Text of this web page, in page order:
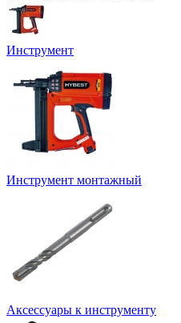
Инструмент
Инструмент монтажный
Аксессуары к инструменту